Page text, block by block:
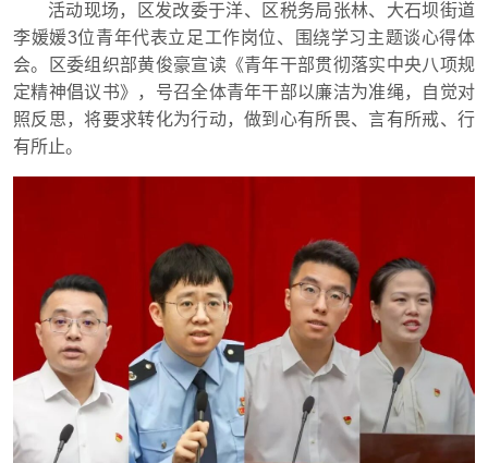
活动现场，区发改委于洋、区税务局张林、大石坝街道
李媛媛3位青年代表立足工作岗位、围绕学习主题谈心得体
会。区委组织部黄俊豪宣读《青年干部贯彻落实中央八项规
定精神倡议书》，号召全体青年干部以廉洁为准绳，自觉对
照反思，将要求转化为行动，做到心有所畏、言有所戒、行
有所止。